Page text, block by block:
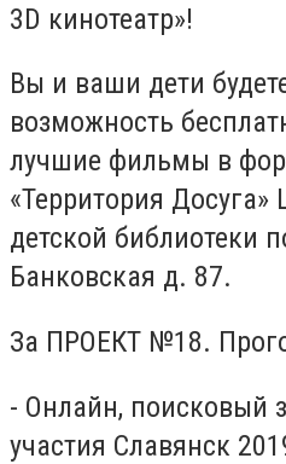
3D кинотеатр»!
Вы и ваши дети
возможность
лучшие фильмы в
«Территория Досуга»
детской библиотеки
Банковская д. 87.
За ПРОЕКТ №18.
- Онлайн, поисковый
участия Славянск